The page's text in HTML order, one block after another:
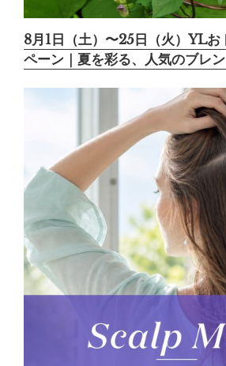
8月1日（土）〜25日（火）YLお
ペーン｜夏を彩る、人気のブレン